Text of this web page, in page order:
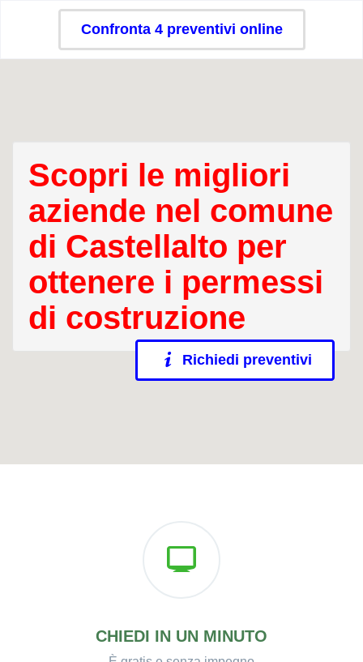
Confronta 4 preventivi online
Scopri le migliori
aziende nel comune
di Castellalto per
ottenere i permessi
di costruzione
Richiedi preventivi
CHIEDI IN UN MINUTO